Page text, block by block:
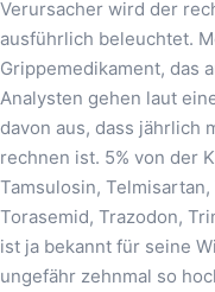
Verursacher wird der
ausführlich beleuchtet.
Grippemedikament, das
Analysten gehen laut
davon aus, dass jährlich
rechnen ist. 5% von der
Tamsulosin,
Torasemid, Trazodon,
ist ja bekannt für seine
ungefähr zehnmal so